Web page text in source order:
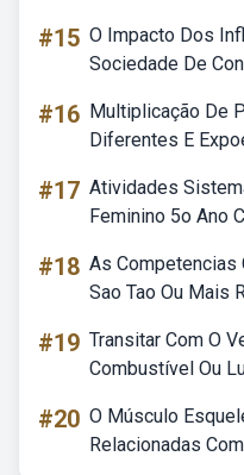
#15 O Impacto Dos
Sociedade De
#16 Multiplicação De
Diferentes E
#17 Atividades
Feminino 5o Ano
#18 As
Sao Tao Ou Mais
#19 Transitar Com O
Combustível Ou
#20 O Músculo
Relacionadas